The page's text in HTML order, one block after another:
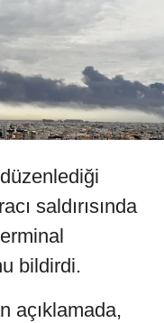
saldırısında
bildirdi.
açıklamada,